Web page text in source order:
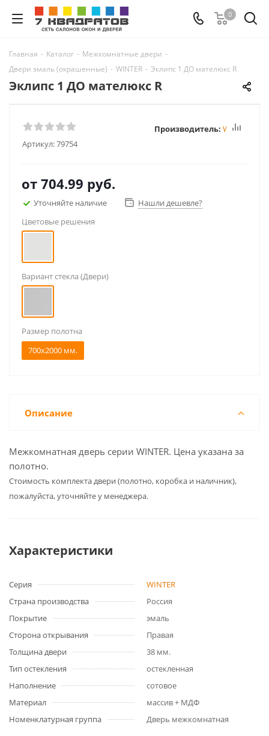
0
Главная - Каталог - Межкомнатные двери -
Двери эмаль (окрашенные) - WINTER - Эклипс 1 ДО мателюкс R
Эклипс 1 ДО мателюкс R
Артикул:79754
Производитель: Winter
от 704.99 руб.
Уточняйте наличие
Нашли дешевле?
Цветовые решения
Вариант стекла (Двери)
Размер полотна
700x2000 мм.
Описание
Межкомнатная дверь серии WINTER. Цена указана за
полотно.
Cтоимость комплекта двери (полотно, коробка и наличник),
пожалуйста, уточняйте у менеджера.
Характеристики
Серия
WINTER
Страна производства
Россия
Покрытие
эмаль
Сторона открывания
Правая
Толщина двери
38 мм.
Тип остекления
остекленная
Наполнение
сотовое
Материал
массив + МДФ
Номенклатурная группа
Дверь межкомнатная